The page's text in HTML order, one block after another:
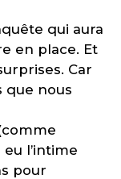
qui aura
en place. Et
Car
que nous
l’intime
pour